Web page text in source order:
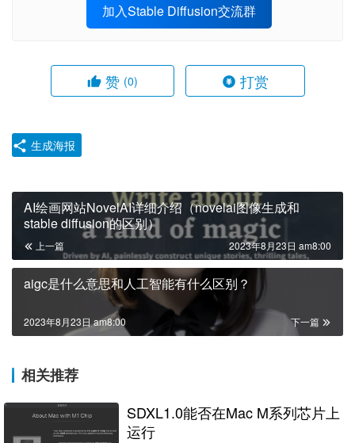
加入Stable Diffusion交流群
赞 (0) 打赏
生成海报
AI绘画网站NovelAI详细介绍（novelai图像生成和
stable diffusion的区别）
上一篇 2023年8月23日 am8:00
aigc是什么意思和人工智能有什么区别？
下一篇
2023年8月23日 am8:00
相关推荐
SDXL1.0能否在Mac M系列芯片上
运行